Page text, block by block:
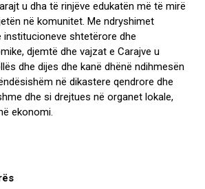
u dha të rinjëve edukatën më të mirë
në komunitet. Me ndryshimet
institucioneve shtetërore dhe
djemtë dhe vajzat e Carajve u
dhe dijes dhe kanë dhënë ndihmesën
në dikastere qendrore dhe
dhe si drejtues në organet lokale,
ekonomi.